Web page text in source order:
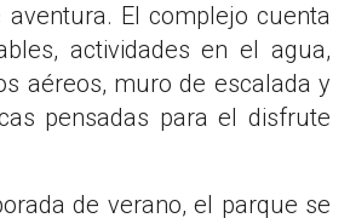
aventura. El complejo cuenta
actividades en el agua,
aéreos, muro de escalada y
pensadas para el disfrute
de verano, el parque se